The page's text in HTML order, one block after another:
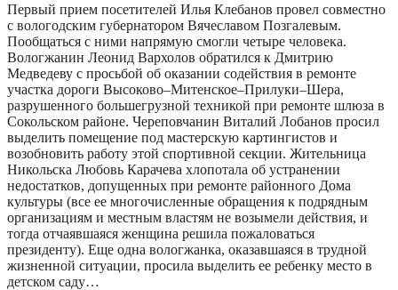
Первый прием посетителей Илья Клебанов провел совместно
с вологодским губернатором Вячеславом Позгалевым.
Пообщаться с ними напрямую смогли четыре человека.
Вологжанин Леонид Вархолов обратился к Дмитрию
Медведеву с просьбой об оказании содействия в ремонте
участка дороги Высоково–Митенское–Прилуки–Шера,
разрушенного большегрузной техникой при ремонте шлюза в
Сокольском районе. Череповчанин Виталий Лобанов просил
выделить помещение под мастерскую картингистов и
возобновить работу этой спортивной секции. Жительница
Никольска Любовь Карачева хлопотала об устранении
недостатков, допущенных при ремонте районного Дома
культуры (все ее многочисленные обращения к подрядным
организациям и местным властям не возымели действия, и
тогда отчаявшаяся женщина решила пожаловаться
президенту). Еще одна вологжанка, оказавшаяся в трудной
жизненной ситуации, просила выделить ее ребенку место в
детском саду…